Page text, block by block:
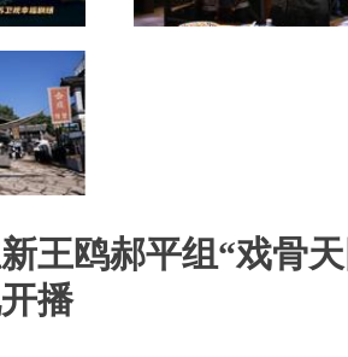
王鸥郝平组“戏骨
播